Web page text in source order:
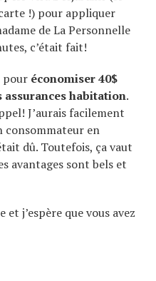
!) pour appliquer
de La Personnelle
c’était fait!
pour économiser 40$
assurances habitation.
J’aurais facilement
consommateur en
dû. Toutefois, ça vaut
avantages sont bels et
j’espère que vous avez